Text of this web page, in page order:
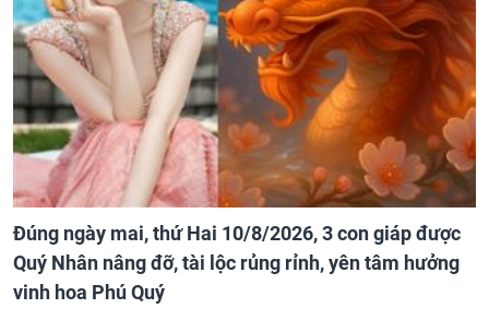
Đúng ngày mai, thứ Hai 10/8/2026, 3 con giáp được
Quý Nhân nâng đỡ, tài lộc rủng rỉnh, yên tâm hưởng
vinh hoa Phú Quý